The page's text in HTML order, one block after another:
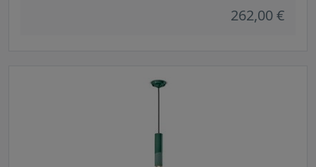
262,00 €